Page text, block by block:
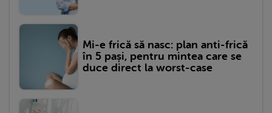
Mi-e frică să nasc: plan anti-frică
în 5 pași, pentru mintea care se
duce direct la worst-case